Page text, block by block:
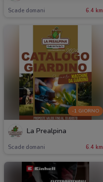
Scade domani 6.4 km
-1 GIORNO
La Prealpina
Scade domani 6.4 km